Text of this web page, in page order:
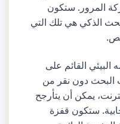
المرور. ستكون
الذكي هي تلك التي
البيئي القائم على
البحث دون نقر من
يمكن أن يتأرجح
ستكون قفزة